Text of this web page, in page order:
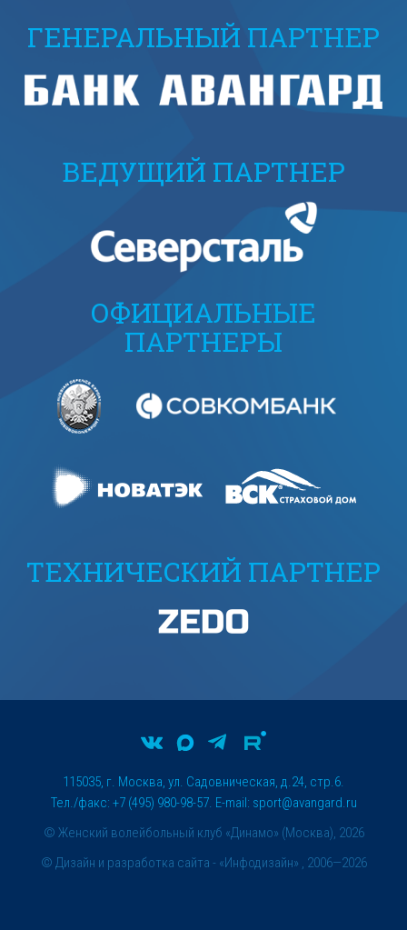
ГЕНЕРАЛЬНЫЙ ПАРТНЕР
ВЕДУЩИЙ ПАРТНЕР
ОФИЦИАЛЬНЫЕ
ПАРТНЕРЫ
ТЕХНИЧЕСКИЙ ПАРТНЕР
© Женский волейбольный клуб «Динамо» (Москва), 2026
115035, г. Москва, ул. Садовническая, д.24, стр.6.
Тел./факс: +7 (495) 980-98-57. E-mail: sport@avangard.ru
© Дизайн и разработка сайта - «Инфодизайн» , 2006—2026